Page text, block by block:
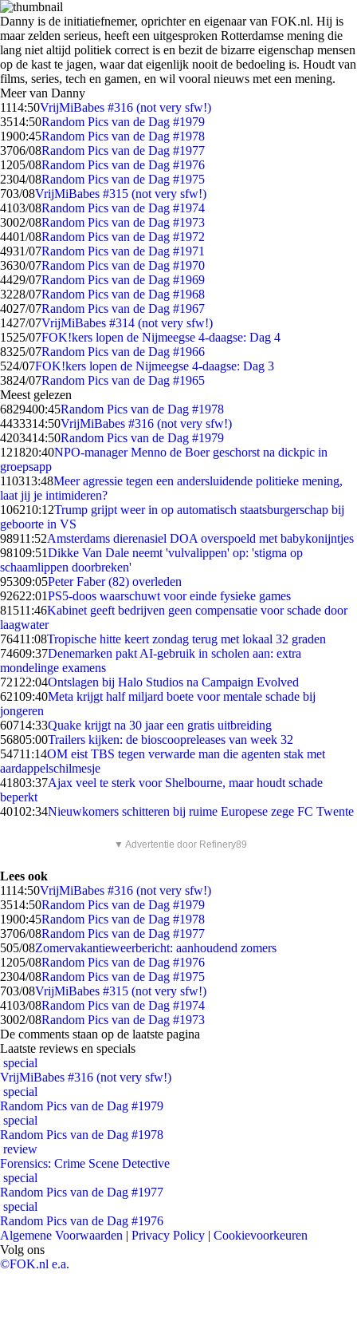
Danny is de initiatiefnemer, oprichter en eigenaar van FOK.nl. Hij is
maar zelden serieus, heeft een uitgesproken Rotterdamse mening die
lang niet altijd politiek correct is en bezit de bizarre eigenschap mensen
op de kast te jagen, waar dat eigenlijk nooit de bedoeling is. Houdt van
films, series, tech en gamen, en wil vooral nieuws met een mening.
Meer van Danny
1114:50VrijMiBabes #316 (not very sfw!)
3514:50Random Pics van de Dag #1979
1900:45Random Pics van de Dag #1978
3706/08Random Pics van de Dag #1977
1205/08Random Pics van de Dag #1976
2304/08Random Pics van de Dag #1975
703/08VrijMiBabes #315 (not very sfw!)
4103/08Random Pics van de Dag #1974
3002/08Random Pics van de Dag #1973
4401/08Random Pics van de Dag #1972
4931/07Random Pics van de Dag #1971
3630/07Random Pics van de Dag #1970
4429/07Random Pics van de Dag #1969
3228/07Random Pics van de Dag #1968
4027/07Random Pics van de Dag #1967
1427/07VrijMiBabes #314 (not very sfw!)
1525/07FOK!kers lopen de Nijmeegse 4-daagse: Dag 4
8325/07Random Pics van de Dag #1966
524/07FOK!kers lopen de Nijmeegse 4-daagse: Dag 3
3824/07Random Pics van de Dag #1965
Meest gelezen
6829400:45Random Pics van de Dag #1978
4433314:50VrijMiBabes #316 (not very sfw!)
4203414:50Random Pics van de Dag #1979
121820:40NPO-manager Menno de Boer geschorst na dickpic in
groepsapp
110313:48Meer agressie tegen een andersluidende politieke mening,
laat jij je intimideren?
106210:12Trump grijpt weer in op automatisch staatsburgerschap bij
geboorte in VS
98911:52Amsterdams dierenasiel DOA overspoeld met babykonijntjes
98109:51Dikke Van Dale neemt 'vulvalippen' op: 'stigma op
schaamlippen doorbreken'
95309:05Peter Faber (82) overleden
92622:01PS5-doos waarschuwt voor einde fysieke games
81511:46Kabinet geeft bedrijven geen compensatie voor schade door
laagwater
76411:08Tropische hitte keert zondag terug met lokaal 32 graden
74609:37Denemarken pakt AI-gebruik in scholen aan: extra
mondelinge examens
721 22:04Ontslagen bij Halo Studios na Campaign Evolved
62109:40Meta krijgt half miljard boete voor mentale schade bij
jongeren
60714:33Quake krijgt na 30 jaar een gratis uitbreiding
56805:00Trailers kijken: de bioscoopreleases van week 32
54711:14OM eist TBS tegen verwarde man die agenten stak met
aardappelschilmesje
41803:37Ajax veel te sterk voor Shelbourne, maar houdt schade
beperkt
40102:34Nieuwkomers schitteren bij ruime Europese zege FC Twente
▼ Advertentie door Refinery89
Lees ook
1114:50VrijMiBabes #316 (not very sfw!)
3514:50Random Pics van de Dag #1979
1900:45Random Pics van de Dag #1978
3706/08Random Pics van de Dag #1977
505/08Zomervakantieweerbericht: aanhoudend zomers
1205/08Random Pics van de Dag #1976
2304/08Random Pics van de Dag #1975
703/08VrijMiBabes #315 (not very sfw!)
4103/08Random Pics van de Dag #1974
3002/08Random Pics van de Dag #1973
De comments staan op de laatste pagina
Laatste reviews en specials
special
VrijMiBabes #316 (not very sfw!)
special
Random Pics van de Dag #1979
special
Random Pics van de Dag #1978
review
Forensics: Crime Scene Detective
special
Random Pics van de Dag #1977
special
Random Pics van de Dag #1976
Algemene Voorwaarden | Privacy Policy | Cookievoorkeuren
Volg ons
©FOK.nl e.a.